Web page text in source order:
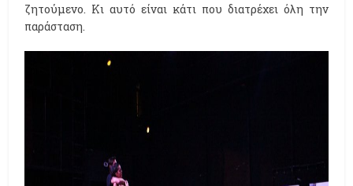
ζητούμενο. Κι αυτό είναι κάτι που διατρέχει όλη την
παράσταση.